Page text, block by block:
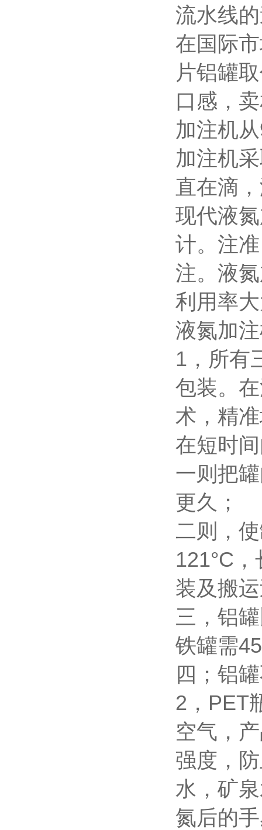
流水线
在国际
片铝罐
口感，
加注机从
加注机
直在滴
现代液
计。注
注。液
利用率
液氮加
1 ，所
包装。
术，精
在短时
一则把
更久；
二则，
121°C
装及搬
三，铝
铁罐需45
四；铝
2 ， PET
空气，
强度，
水，矿
氮后的